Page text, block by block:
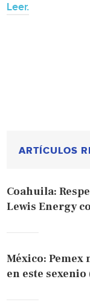
Leer.
ARTÍCULOS
Coahuila:
Lewis Energy
México:
en este